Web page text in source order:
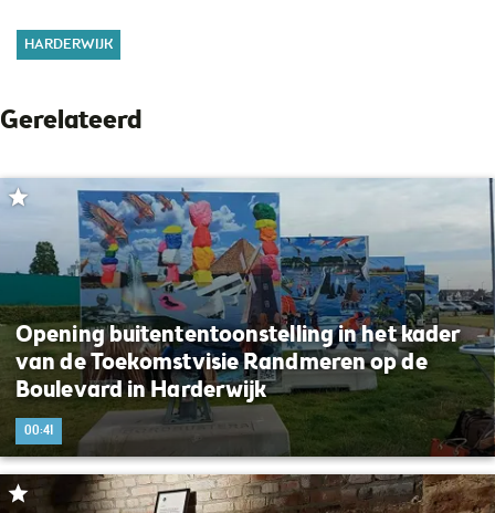
HARDERWIJK
Gerelateerd
Opening buitententoonstelling in het kader
van de Toekomstvisie Randmeren op de
Boulevard in Harderwijk
00:41